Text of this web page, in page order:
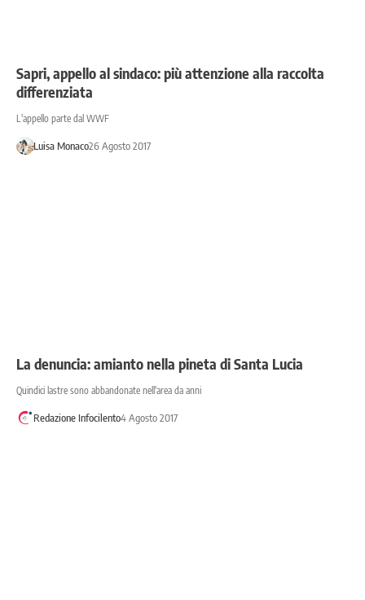
Sapri, appello al sindaco: più attenzione alla raccolta
differenziata
L'appello parte dal WWF
Luisa Monaco26 Agosto 2017
La denuncia: amianto nella pineta di Santa Lucia
Quindici lastre sono abbandonate nell'area da anni
Redazione Infocilento4 Agosto 2017